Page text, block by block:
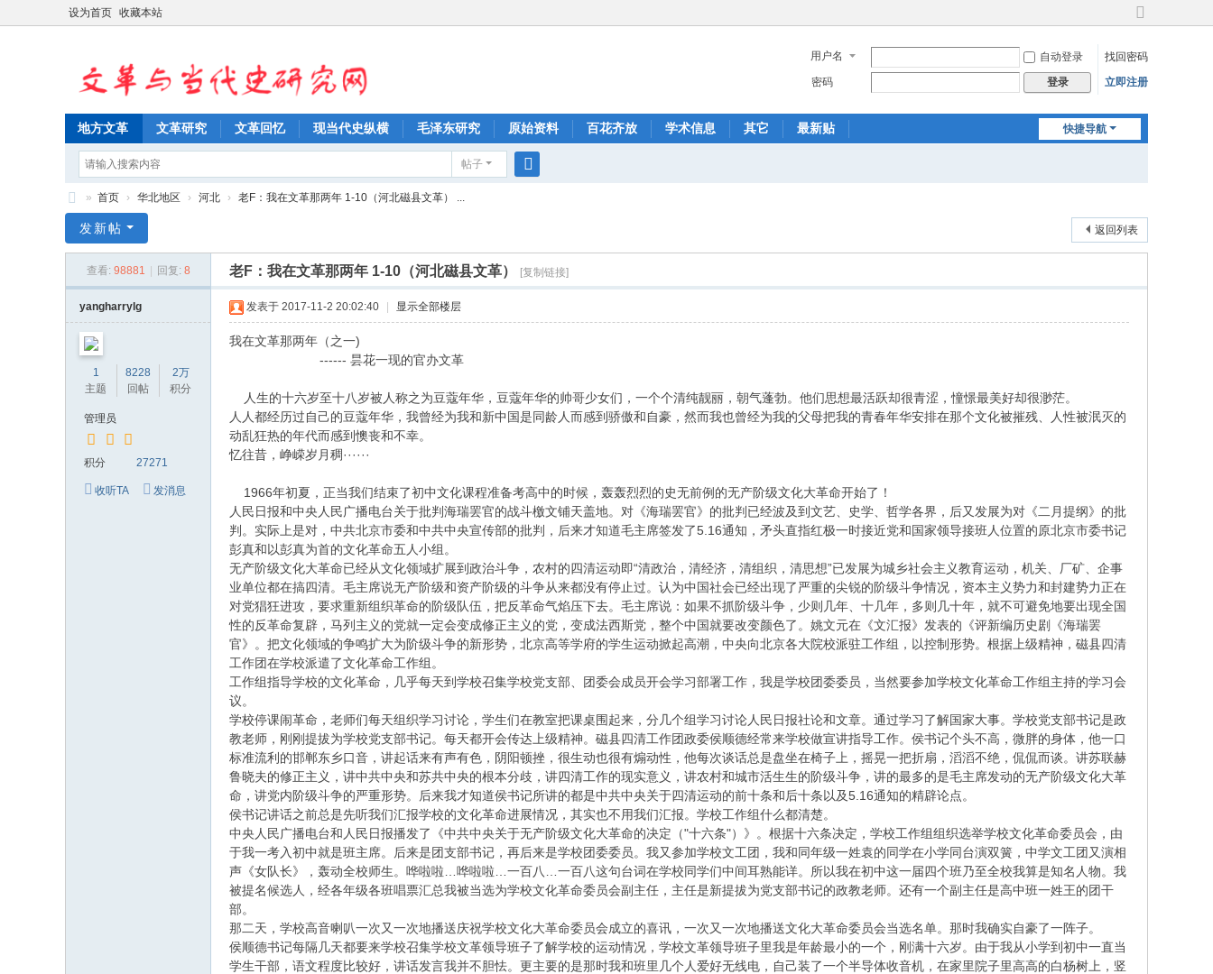
设为首页 收藏本站
切
到
宽
用户名 自动登录
找回密码
密码
登录 立即注册
快捷导航
地方文革 文革研究 文革回忆 现当代史纵横 毛泽东研究 原始资料 百花齐放 学术信息 其它 最新贴
帖子
革
» 首页 › 华北地区 › 河北 › 老F：我在文革那两年 1-10（河北磁县文革） ...
返回列表
发新帖
查看: 98881 回复: 8 老F：我在文革那两年 1-10（河北磁县文革） [复制链接]
yangharrylg
1
主题
8228
回帖
2万
积分
管理员
积分 27271
收听TA 发消息
发表于 2017-11-2 20:02:40 显示全部楼层
我在文革那两年（之一)
------ 昙花一现的官办文革
人生的十六岁至十八岁被人称之为豆蔻年华，豆蔻年华的帅哥少女们，一个个清纯靓丽，朝气蓬勃。他们思想最活跃却很青涩，憧憬最美好却很渺茫。
人人都经历过自己的豆蔻年华，我曾经为我和新中国是同龄人而感到骄傲和自豪，然而我也曾经为我的父母把我的青春年华安排在那个文化被摧残、人性被泯灭的
动乱狂热的年代而感到懊丧和不幸。
忆往昔，峥嵘岁月稠······
1966年初夏，正当我们结束了初中文化课程准备考高中的时候，轰轰烈烈的史无前例的无产阶级文化大革命开始了！
人民日报和中央人民广播电台关于批判海瑞罢官的战斗檄文铺天盖地。对《海瑞罢官》的批判已经波及到文艺、史学、哲学各界，后又发展为对《二月提纲》的批
判。实际上是对，中共北京市委和中共中央宣传部的批判，后来才知道毛主席签发了5.16通知，矛头直指红极一时接近党和国家领导接班人位置的原北京市委书记
彭真和以彭真为首的文化革命五人小组。
无产阶级文化大革命已经从文化领域扩展到政治斗争，农村的四清运动即“清政治，清经济，清组织，清思想”已发展为城乡社会主义教育运动，机关、厂矿、企事
业单位都在搞四清。毛主席说无产阶级和资产阶级的斗争从来都没有停止过。认为中国社会已经出现了严重的尖锐的阶级斗争情况，资本主义势力和封建势力正在
对党猖狂进攻，要求重新组织革命的阶级队伍，把反革命气焰压下去。毛主席说：如果不抓阶级斗争，少则几年、十几年，多则几十年，就不可避免地要出现全国
性的反革命复辟，马列主义的党就一定会变成修正主义的党，变成法西斯党，整个中国就要改变颜色了。姚文元在《文汇报》发表的《评新编历史剧《海瑞罢
官》。把文化领域的争鸣扩大为阶级斗争的新形势，北京高等学府的学生运动掀起高潮，中央向北京各大院校派驻工作组，以控制形势。根据上级精神，磁县四清
工作团在学校派遣了文化革命工作组。
工作组指导学校的文化革命，几乎每天到学校召集学校党支部、团委会成员开会学习部署工作，我是学校团委委员，当然要参加学校文化革命工作组主持的学习会
议。
学校停课闹革命，老师们每天组织学习讨论，学生们在教室把课桌围起来，分几个组学习讨论人民日报社论和文章。通过学习了解国家大事。学校党支部书记是政
教老师，刚刚提拔为学校党支部书记。每天都开会传达上级精神。磁县四清工作团政委侯顺德经常来学校做宣讲指导工作。侯书记个头不高，微胖的身体，他一口
标准流利的邯郸东乡口音，讲起话来有声有色，阴阳顿挫，很生动也很有煽动性，他每次谈话总是盘坐在椅子上，摇晃一把折扇，滔滔不绝，侃侃而谈。讲苏联赫
鲁晓夫的修正主义，讲中共中央和苏共中央的根本分歧，讲四清工作的现实意义，讲农村和城市活生生的阶级斗争，讲的最多的是毛主席发动的无产阶级文化大革
命，讲党内阶级斗争的严重形势。后来我才知道侯书记所讲的都是中共中央关于四清运动的前十条和后十条以及5.16通知的精辟论点。
侯书记讲话之前总是先听我们汇报学校的文化革命进展情况，其实也不用我们汇报。学校工作组什么都清楚。
中央人民广播电台和人民日报播发了《中共中央关于无产阶级文化大革命的决定（"十六条"）》。根据十六条决定，学校工作组组织选举学校文化革命委员会，由
于我一考入初中就是班主席。后来是团支部书记，再后来是学校团委委员。我又参加学校文工团，我和同年级一姓袁的同学在小学同台演双簧，中学文工团又演相
声《女队长》，轰动全校师生。哗啦啦…哗啦啦…一百八…一百八这句台词在学校同学们中间耳熟能详。所以我在初中这一届四个班乃至全校我算是知名人物。我
被提名候选人，经各年级各班唱票汇总我被当选为学校文化革命委员会副主任，主任是新提拔为党支部书记的政教老师。还有一个副主任是高中班一姓王的团干
部。
那二天，学校高音喇叭一次又一次地播送庆祝学校文化大革命委员会成立的喜讯，一次又一次地播送文化大革命委员会当选名单。那时我确实自豪了一阵子。
侯顺德书记每隔几天都要来学校召集学校文革领导班子了解学校的运动情况，学校文革领导班子里我是年龄最小的一个，刚满十六岁。由于我从小学到初中一直当
学生干部，语文程度比较好，讲话发言我并不胆怯。更主要的是那时我和班里几个人爱好无线电，自己装了一个半导体收音机，在家里院子里高高的白杨树上，竖